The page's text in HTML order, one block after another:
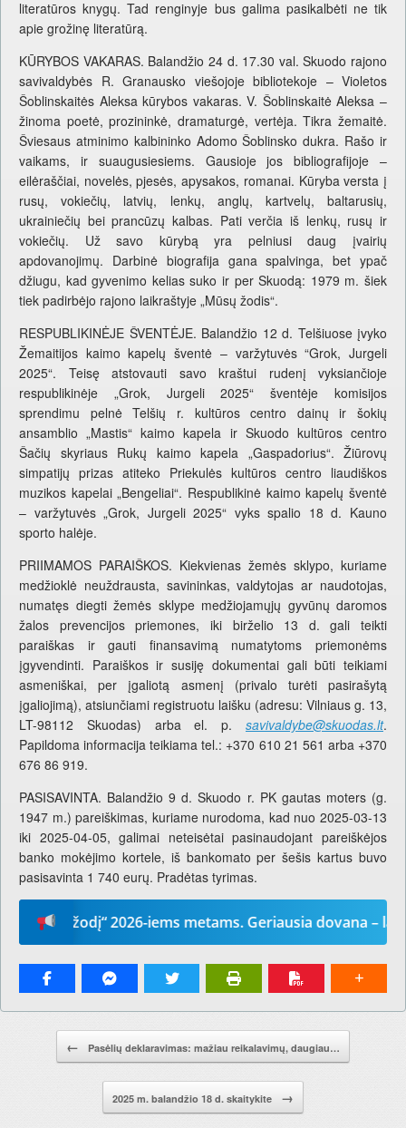
literatūros knygų. Tad renginyje bus galima pasikalbėti ne tik
apie grožinę literatūrą.
KŪRYBOS VAKARAS. Balandžio 24 d. 17.30 val. Skuodo rajono
savivaldybės R. Granausko viešojoje bibliotekoje – Violetos
Šoblinskaitės Aleksa kūrybos vakaras. V. Šoblinskaitė Aleksa –
žinoma poetė, prozininkė, dramaturgė, vertėja. Tikra žemaitė.
Šviesaus atminimo kalbininko Adomo Šoblinsko dukra. Rašo ir
vaikams, ir suaugusiesiems. Gausioje jos bibliografijoje –
eilėraščiai, novelės, pjesės, apysakos, romanai. Kūryba versta į
rusų, vokiečių, latvių, lenkų, anglų, kartvelų, baltarusių,
ukrainiečių bei prancūzų kalbas. Pati verčia iš lenkų, rusų ir
vokiečių. Už savo kūrybą yra pelniusi daug įvairių
apdovanojimų. Darbinė biografija gana spalvinga, bet ypač
džiugu, kad gyvenimo kelias suko ir per Skuodą: 1979 m. šiek
tiek padirbėjo rajono laikraštyje „Mūsų žodis“.
RESPUBLIKINĖJE ŠVENTĖJE. Balandžio 12 d. Telšiuose įvyko
Žemaitijos kaimo kapelų šventė – varžytuvės “Grok, Jurgeli
2025“. Teisę atstovauti savo kraštui rudenį vyksiančioje
respublikinėje „Grok, Jurgeli 2025“ šventėje komisijos
sprendimu pelnė Telšių r. kultūros centro dainų ir šokių
ansamblio „Mastis“ kaimo kapela ir Skuodo kultūros centro
Šačių skyriaus Rukų kaimo kapela „Gaspadorius“. Žiūrovų
simpatijų prizas atiteko Priekulės kultūros centro liaudiškos
muzikos kapelai „Bengeliai“. Respublikinė kaimo kapelų šventė
– varžytuvės „Grok, Jurgeli 2025“ vyks spalio 18 d. Kauno
sporto halėje.
PRIIMAMOS PARAIŠKOS. Kiekvienas žemės sklypo, kuriame
medžioklė neuždrausta, savininkas, valdytojas ar naudotojas,
numatęs diegti žemės sklype medžiojamųjų gyvūnų daromos
žalos prevencijos priemones, iki birželio 13 d. gali teikti
paraiškas ir gauti finansavimą numatytoms priemonėms
įgyvendinti. Paraiškos ir susiję dokumentai gali būti teikiami
asmeniškai, per įgaliotą asmenį (privalo turėti pasirašytą
įgaliojimą), atsiunčiami registruotu laišku (adresu: Vilniaus g. 13,
LT-98112 Skuodas) arba el. p. savivaldybe@skuodas.lt.
Papildoma informacija teikiama tel.: +370 610 21 561 arba +370
676 86 919.
PASISAVINTA. Balandžio 9 d. Skuodo r. PK gautas moters (g.
1947 m.) pareiškimas, kuriame nurodoma, kad nuo 2025-03-13
iki 2025-04-05, galimai neteisėtai pasinaudojant pareiškėjos
banko mokėjimo kortele, iš bankomato per šešis kartus buvo
pasisavinta 1 740 eurų. Pradėtas tyrimas.
žodį“ 2026-iems metams. Geriausia dovana –
Pranešimo navigacija.
← Pasėlių deklaravimas: mažiau reikalavimų, daugiau…
2025 m. balandžio 18 d. skaitykite →